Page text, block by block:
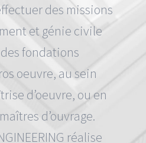
des missions
et génie civile
fondations
oeuvre, au sein
d’oeuvre, ou en
d’ouvrage.
réalise